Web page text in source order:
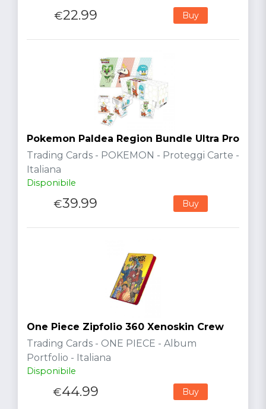
€22.99 Buy
Pokemon Paldea Region Bundle Ultra Pro
Trading Cards - POKEMON - Proteggi Carte -
Italiana
Disponibile
€39.99 Buy
One Piece Zipfolio 360 Xenoskin Crew
Trading Cards - ONE PIECE - Album
Portfolio - Italiana
Disponibile
€44.99 Buy